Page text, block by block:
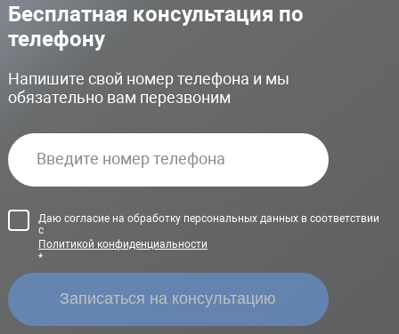
Бесплатная консультация по
телефону
Напишите свой номер телефона и мы
обязательно вам перезвоним
Даю согласие на обработку персональных данных в соответствии
с
Политикой конфиденциальности
*